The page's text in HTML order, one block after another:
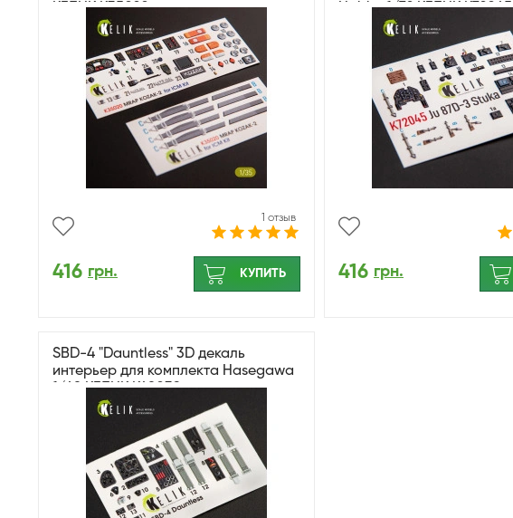
КЕЛИК K35020
1 отзыв
416 грн. КУПИТЬ
Hobby 1/72 КЕЛИК K72045
416 грн.
SBD-4 "Dauntless" 3D декаль
интерьер для комплекта Hasegawa
1/48 КЕЛИК K48039